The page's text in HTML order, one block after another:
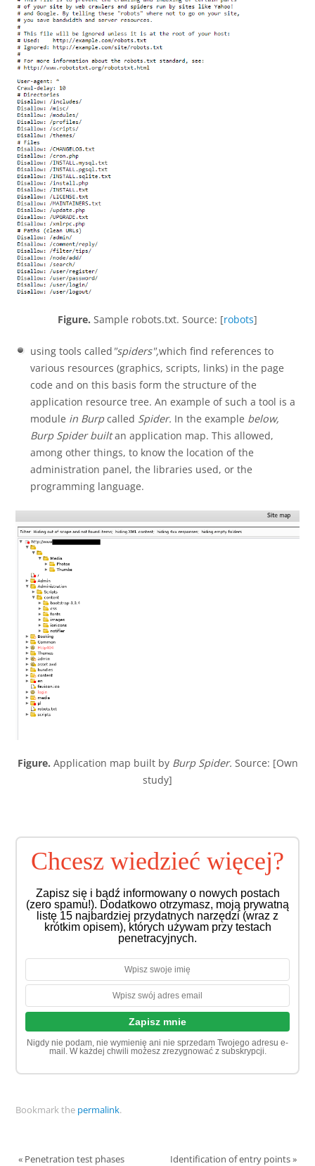
Figure. Sample robots.txt. Source: [robots]
using tools called "spiders",which find references to
various resources (graphics, scripts, links) in the page
code and on this basis form the structure of the
application resource tree. An example of such a tool is a
module in Burpcalled Spider. In the example below,
Burp Spider builtan application map. This allowed,
among other things, to know the location of the
administration panel, the libraries used, or the
programming language.
Figure. Application map built by Burp Spider. Source: [Own
study]
Chcesz wiedzieć więcej?
Zapisz się i bądź informowany o nowych postach
(zero spamu!). Dodatkowo otrzymasz, moją prywatną
listę 15 najbardziej przydatnych narzędzi (wraz z
krótkim opisem), których używam przy testach
penetracyjnych.
Nigdy nie podam, nie wymienię ani nie sprzedam Twojego adresu e-
mail. W każdej chwili możesz zrezygnować z subskrypcji.
Bookmark the permalink.
«Penetration test phases Identification of entry points»